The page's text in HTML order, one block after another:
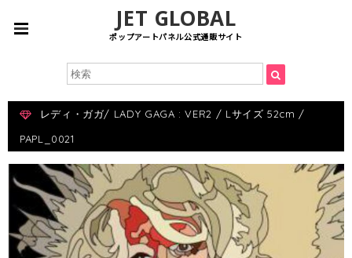
JET GLOBAL
ポップアートパネル公式通販サイト
レディ・ガガ/ LADY GAGA : VER2 / Lサイズ 52cm /
PAPL_0021